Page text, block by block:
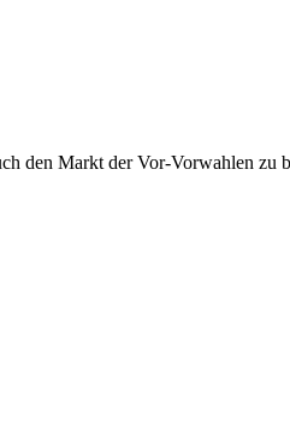
den Markt der Vor-Vorwahlen